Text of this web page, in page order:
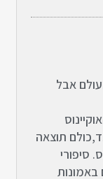
אבל
האוקיינוס
תוצאה
סיפורי
באמונות